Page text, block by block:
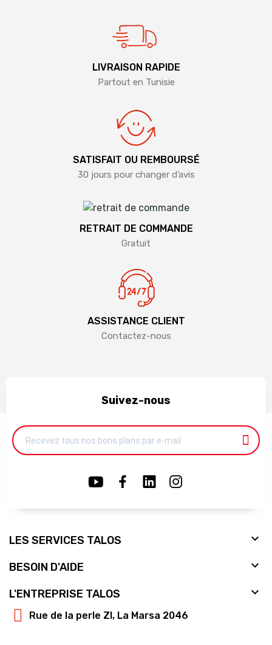
LIVRAISON RAPIDE
Partout en Tunisie
SATISFAIT OU REMBOURSÉ
30 jours pour changer d’avis
RETRAIT DE COMMANDE
Gratuit
ASSISTANCE CLIENT
Contactez-nous
Suivez-nous
LES SERVICES TALOS 
BESOIN D'AIDE 
L'ENTREPRISE TALOS 
Rue de la perle ZI, La Marsa 2046